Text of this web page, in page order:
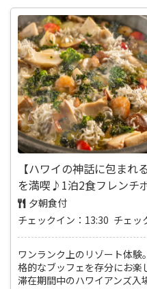
【ハワイの神話に包まれ
を満喫♪1泊2食フレンチ
夕朝食付
チェックイン：13:30 チェッ
ワンランク上のリゾート体
格的なブッフェを存分にお
滞在期間中のハワイアンズ入